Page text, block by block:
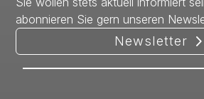
abonnieren Sie gern unseren
Newsletter